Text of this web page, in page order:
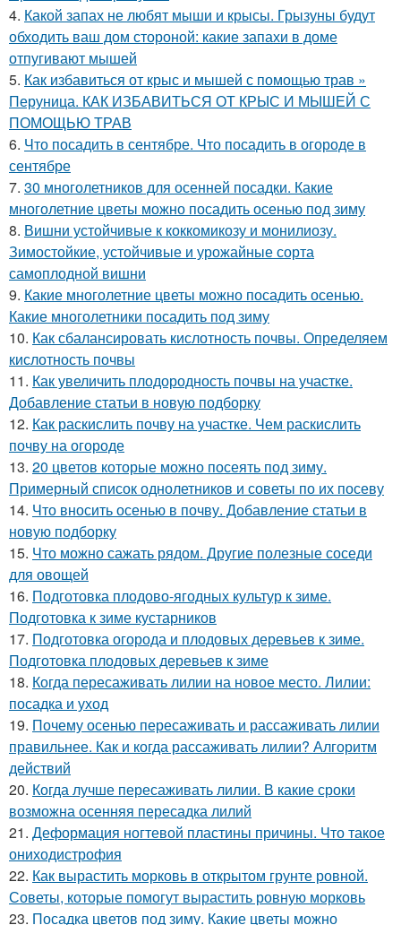
4. Какой запах не любят мыши и крысы. Грызуны будут
обходить ваш дом стороной: какие запахи в доме
отпугивают мышей
5. Как избавиться от крыс и мышей с помощью трав »
Перуница. КАК ИЗБАВИТЬСЯ ОТ КРЫС И МЫШЕЙ С
ПОМОЩЬЮ ТРАВ
6. Что посадить в сентябре. Что посадить в огороде в
сентябре
7. 30 многолетников для осенней посадки. Какие
многолетние цветы можно посадить осенью под зиму
8. Вишни устойчивые к коккомикозу и монилиозу.
Зимостойкие, устойчивые и урожайные сорта
самоплодной вишни
9. Какие многолетние цветы можно посадить осенью.
Какие многолетники посадить под зиму
10. Как сбалансировать кислотность почвы. Определяем
кислотность почвы
11. Как увеличить плодородность почвы на участке.
Добавление статьи в новую подборку
12. Как раскислить почву на участке. Чем раскислить
почву на огороде
13. 20 цветов которые можно посеять под зиму.
Примерный список однолетников и советы по их посеву
14. Что вносить осенью в почву. Добавление статьи в
новую подборку
15. Что можно сажать рядом. Другие полезные соседи
для овощей
16. Подготовка плодово-ягодных культур к зиме.
Подготовка к зиме кустарников
17. Подготовка огорода и плодовых деревьев к зиме.
Подготовка плодовых деревьев к зиме
18. Когда пересаживать лилии на новое место. Лилии:
посадка и уход
19. Почему осенью пересаживать и рассаживать лилии
правильнее. Как и когда рассаживать лилии? Алгоритм
действий
20. Когда лучше пересаживать лилии. В какие сроки
возможна осенняя пересадка лилий
21. Деформация ногтевой пластины причины. Что такое
ониходистрофия
22. Как вырастить морковь в открытом грунте ровной.
Советы, которые помогут вырастить ровную морковь
23. Посадка цветов под зиму. Какие цветы можно